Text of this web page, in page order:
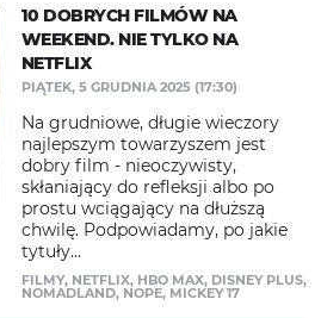
10 DOBRYCH FILMÓW NA
WEEKEND. NIE TYLKO NA
NETFLIX
PIĄTEK, 5 GRUDNIA 2025 (17:30)
Na grudniowe, długie wieczory
najlepszym towarzyszem jest
dobry film - nieoczywisty,
skłaniający do refleksji albo po
prostu wciągający na dłuższą
chwilę. Podpowiadamy, po jakie
tytuły...
FILMY, NETFLIX, HBO MAX, DISNEY PLUS,
NOMADLAND, NOPE, MICKEY 17